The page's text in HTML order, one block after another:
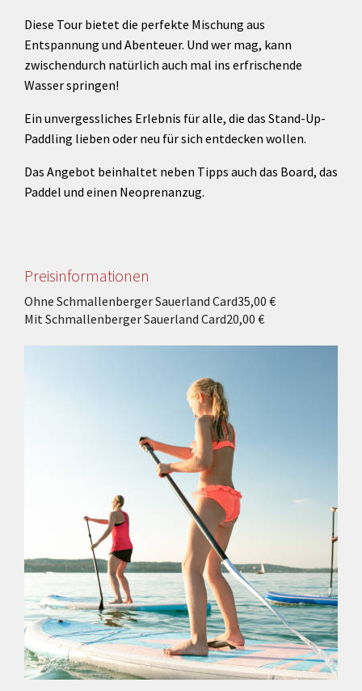
Diese Tour bietet die perfekte Mischung aus
Entspannung und Abenteuer. Und wer mag, kann
zwischendurch natürlich auch mal ins erfrischende
Wasser springen!
Ein unvergessliches Erlebnis für alle, die das Stand-Up-
Paddling lieben oder neu für sich entdecken wollen.
Das Angebot beinhaltet neben Tipps auch das Board, das
Paddel und einen Neoprenanzug.
Preisinformationen
Ohne Schmallenberger Sauerland Card35,00 €
Mit Schmallenberger Sauerland Card20,00 €